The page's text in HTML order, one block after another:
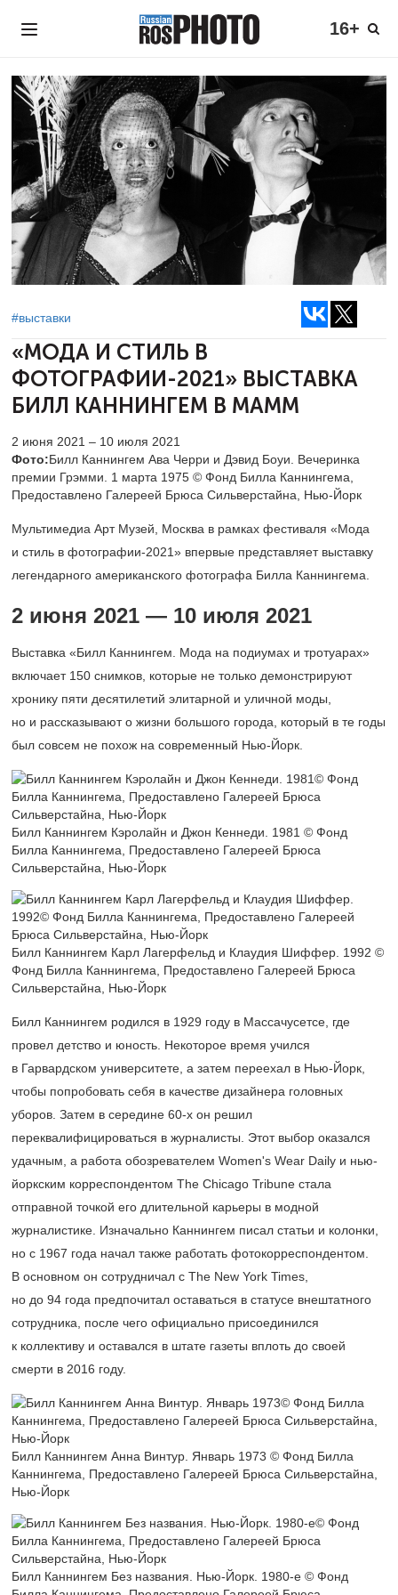
16+
#выставки
«МОДА И СТИЛЬ В
ФОТОГРАФИИ-2021» ВЫСТАВКА
БИЛЛ КАННИНГЕМ В МАММ
2 июня 2021 – 10 июля 2021
Фото:Билл Каннингем Ава Черри и Дэвид Боуи. Вечеринка
премии Грэмми. 1 марта 1975 © Фонд Билла Каннингема,
Предоставлено Галереей Брюса Сильверстайна, Нью-Йорк
Мультимедиа Арт Музей, Москва в рамках фестиваля «Мода
и стиль в фотографии-2021» впервые представляет выставку
легендарного американского фотографа Билла Каннингема.
2 июня 2021 — 10 июля 2021
Выставка «Билл Каннингем. Мода на подиумах и тротуарах»
включает 150 снимков, которые не только демонстрируют
хронику пяти десятилетий элитарной и уличной моды,
но и рассказывают о жизни большого города, который в те годы
был совсем не похож на современный Нью-Йорк.
Билл Каннингем Кэролайн и Джон Кеннеди. 1981 © Фонд
Билла Каннингема, Предоставлено Галереей Брюса
Сильверстайна, Нью-Йорк
Билл Каннингем Карл Лагерфельд и Клаудия Шиффер. 1992 ©
Фонд Билла Каннингема, Предоставлено Галереей Брюса
Сильверстайна, Нью-Йорк
Билл Каннингем родился в 1929 году в Массачусетсе, где
провел детство и юность. Некоторое время учился
в Гарвардском университете, а затем переехал в Нью-Йорк,
чтобы попробовать себя в качестве дизайнера головных
уборов. Затем в середине 60-х он решил
переквалифицироваться в журналисты. Этот выбор оказался
удачным, а работа обозревателем Women's Wear Daily и нью-
йоркским корреспондентом The Chicago Tribune стала
отправной точкой его длительной карьеры в модной
журналистике. Изначально Каннингем писал статьи и колонки,
но с 1967 года начал также работать фотокорреспондентом.
В основном он сотрудничал с The New York Times,
но до 94 года предпочитал оставаться в статусе внештатного
сотрудника, после чего официально присоединился
к коллективу и оставался в штате газеты вплоть до своей
смерти в 2016 году.
Билл Каннингем Анна Винтур. Январь 1973 © Фонд Билла
Каннингема, Предоставлено Галереей Брюса Сильверстайна,
Нью-Йорк
Билл Каннингем Без названия. Нью-Йорк. 1980-е © Фонд